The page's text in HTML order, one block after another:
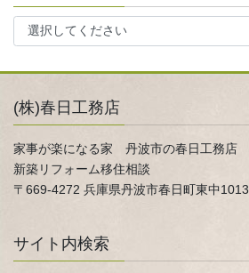
(株)春日工務店
家事が楽になる家 丹波市の春日工務店
新築リフォーム移住相談
〒669-4272 兵庫県丹波市春日町東中1013
サイト内検索